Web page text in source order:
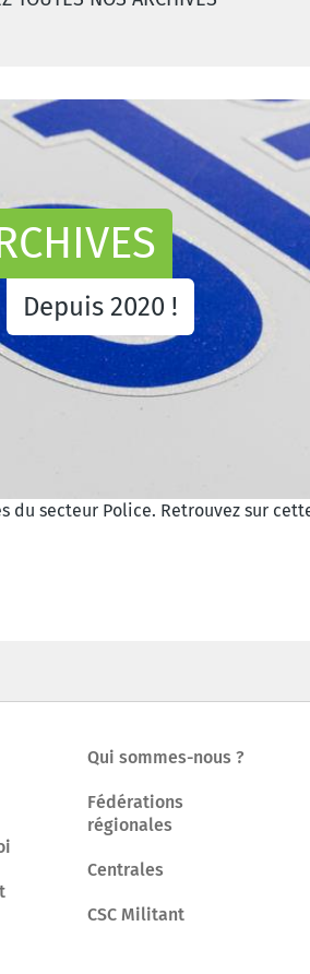
Depuis 2020 !
du secteur Police. Retrouvez sur
Qui sommes-nous ?
Fédérations
régionales
Centrales
CSC Militant